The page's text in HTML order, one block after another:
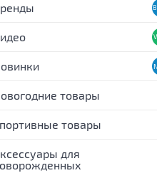
товары
товары
для